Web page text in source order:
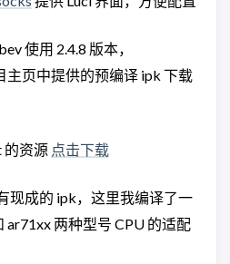
使用 2.4.8 版本，
主页中提供的预编译 ipk 下载
的资源 点击下载
现成的 ipk，这里我编译了一
ar71xx 两种型号 CPU 的适配